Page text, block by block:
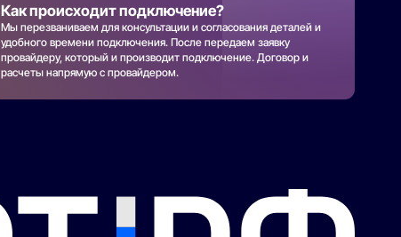
Как происходит подключение?
Мы перезваниваем для консультации и согласования деталей и
удобного времени подключения. После передаем заявку
провайдеру, который и производит подключение. Договор и
расчеты напрямую с провайдером.